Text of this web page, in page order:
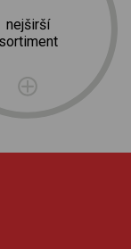
nejširší
sortiment